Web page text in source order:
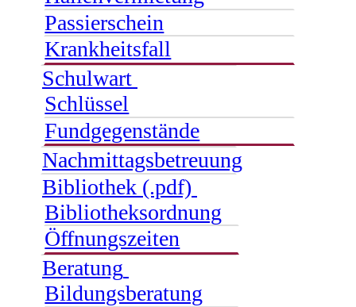
Passierschein
Krankheitsfall
Schulwart
Schlüssel
Fundgegenstände
Nachmittagsbetreuung
Bibliothek (.pdf)
Bibliotheksordnung
Öffnungszeiten
Beratung
Bildungsberatung